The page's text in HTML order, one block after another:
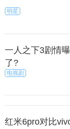
要先抛出你要赔
说自然会问你
才电了我一下，
六：自恋式抛
：你偷关注我
不会拒绝你的
二她想知道你为
明星
一人之下3剧情
了?
电视剧
红米6pro对比